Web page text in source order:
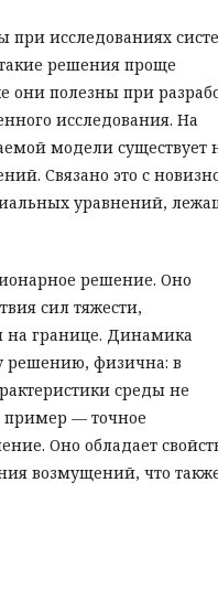
исследованиях
решения проще
они полезны при
исследования. На
модели существует
Связано это с
уравнений,
решение. Оно
сил тяжести,
на границе. Динамика
решению, физична: в
среды не
пример — точное
Оно обладает
возмущений, что